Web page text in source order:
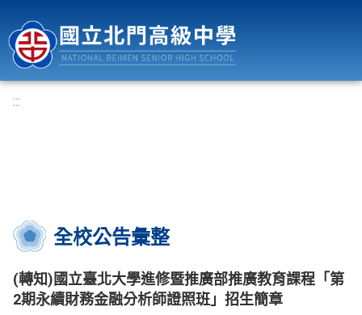
:::
全校公告彙整
(轉知)國立臺北大學進修暨推廣部推廣教育課程「第
2期永續財務金融分析師證照班」招生簡章